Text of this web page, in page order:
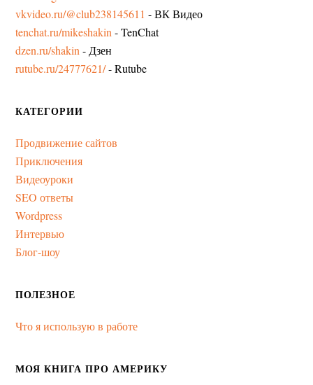
vkvideo.ru/@club238145611 - ВК Видео
tenchat.ru/mikeshakin - TenChat
dzen.ru/shakin - Дзен
rutube.ru/24777621/- Rutube
КАТЕГОРИИ
Продвижение сайтов
Приключения
Видеоуроки
SEO ответы
Wordpress
Интервью
Блог-шоу
ПОЛЕЗНОЕ
Что я использую в работе
МОЯ КНИГА ПРО АМЕРИКУ